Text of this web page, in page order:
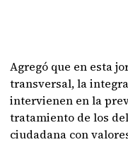
Agregó que en esta
transversal, la
intervienen en la
tratamiento de los
ciudadana con